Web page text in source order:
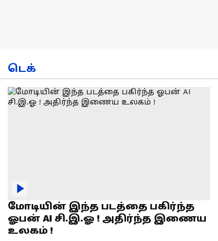
டெக்
மோடியின் இந்த படத்தை பகிர்ந்த
ஓபன் AI சி.இ.ஓ ! அதிர்ந்த இணைய
உலகம் !